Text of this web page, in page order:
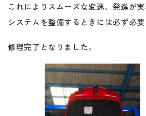
これによりスムーズな変速、発進が
システムを整備するときには必ず必要
修理完了となりました。